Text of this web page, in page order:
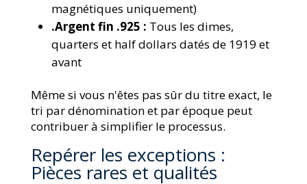
magnétiques uniquement)
.Argent fin .925 : Tous les dimes,
quarters et half dollars datés de 1919 et
avant
Même si vous n'êtes pas sûr du titre exact, le
tri par dénomination et par époque peut
contribuer à simplifier le processus.
Repérer les exceptions :
Pièces rares et qualités